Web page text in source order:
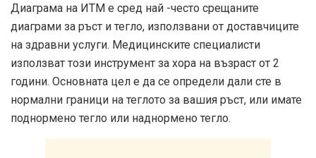
Диаграма на ИТМ е сред най -често срещаните
диаграми за ръст и тегло, използвани от доставчиците
на здравни услуги. Медицинските специалисти
използват този инструмент за хора на възраст от 2
години. Основната цел е да се определи дали сте в
нормални граници на теглото за вашия ръст, или имате
поднормено тегло или наднормено тегло.